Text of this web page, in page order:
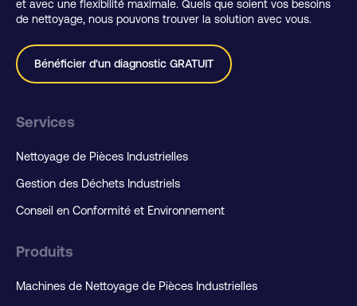
et avec une flexibilité maximale. Quels que soient vos besoins
de nettoyage, nous pouvons trouver la solution avec vous.
Bénéficier d'un diagnostic GRATUIT
Services
Nettoyage de Pièces Industrielles
Gestion des Déchets Industriels
Conseil en Conformité et Environnement
Produits
Machines de Nettoyage de Pièces Industrielles